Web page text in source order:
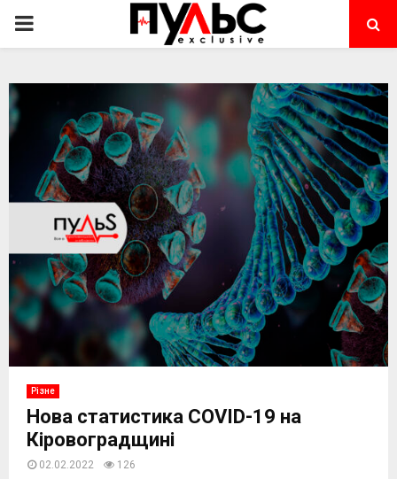
PRIMARY
Різне
Нова статистика COVID-19 на
Кіровоградщині
02.02.2022 126